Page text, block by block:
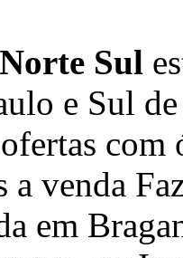
Sul
e Sul
com
a venda
em